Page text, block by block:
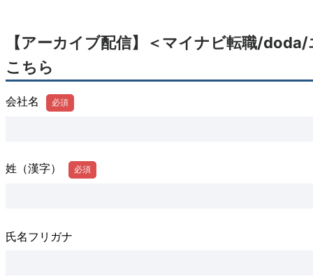
【アーカイブ配信】＜マイナビ転職/
こちら
会社名
姓（漢字）
氏名フリガナ